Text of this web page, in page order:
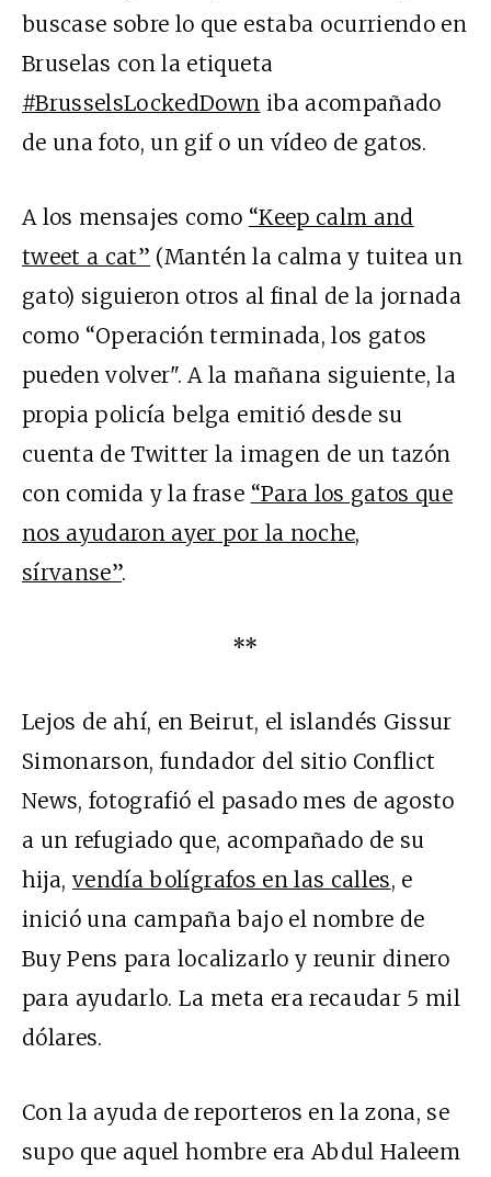
buscase sobre lo que estaba ocurriendo en
Bruselas con la etiqueta
#BrusselsLockedDown iba acompañado
de una foto, un gif o un vídeo de gatos.
A los mensajes como “Keep calm and
tweet a cat” (Mantén la calma y tuitea un
gato) siguieron otros al final de la jornada
como “Operación terminada, los gatos
pueden volver". A la mañana siguiente, la
propia policía belga emitió desde su
cuenta de Twitter la imagen de un tazón
con comida y la frase “Para los gatos que
nos ayudaron ayer por la noche,
sírvanse”.
**
Lejos de ahí, en Beirut, el islandés Gissur
Simonarson, fundador del sitio Conflict
News, fotografió el pasado mes de agosto
a un refugiado que, acompañado de su
hija,vendía bolígrafos en las calles, e
inició una campaña bajo el nombre de
Buy Pens para localizarlo y reunir dinero
para ayudarlo. La meta era recaudar 5 mil
dólares.
Con la ayuda de reporteros en la zona, se
supo que aquel hombre era Abdul Haleem